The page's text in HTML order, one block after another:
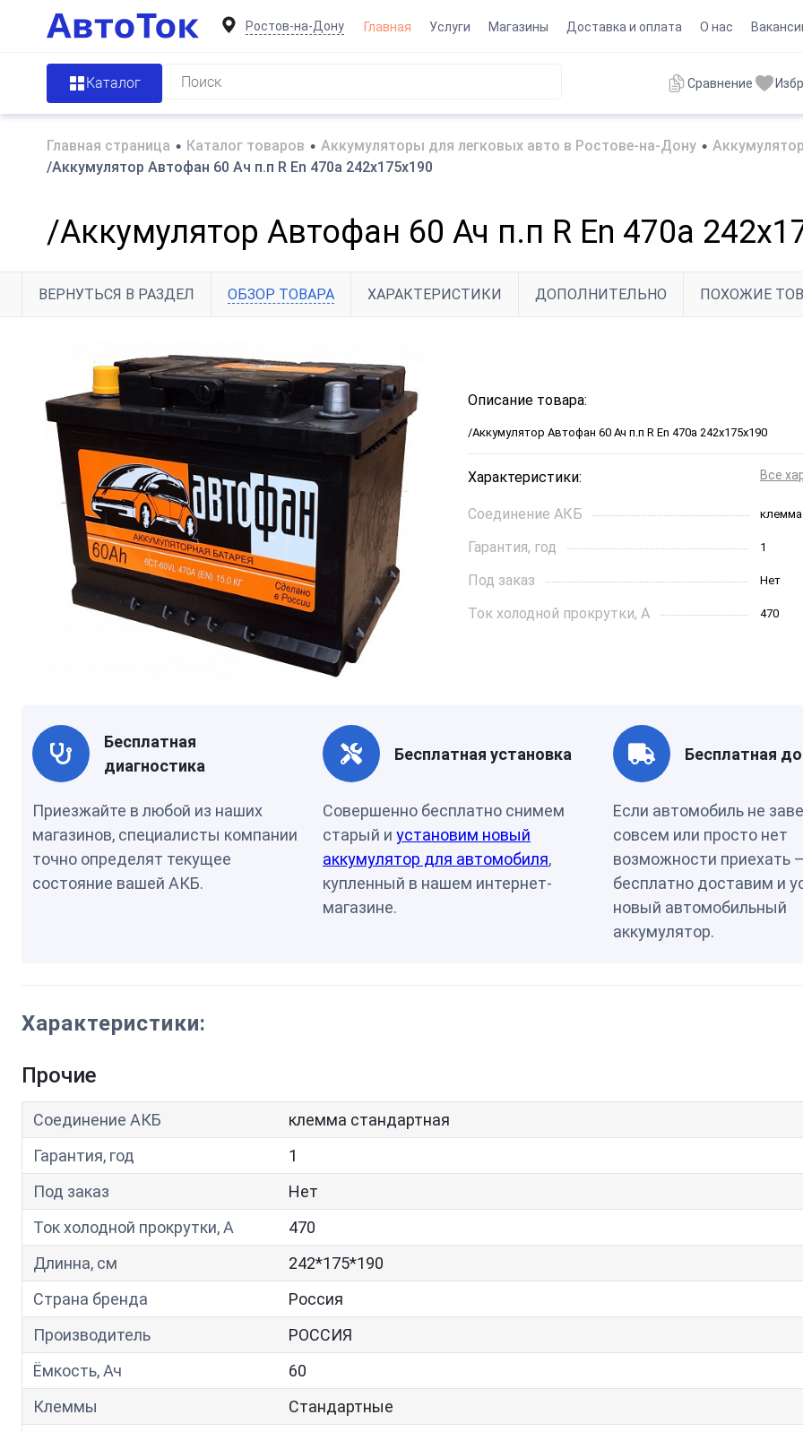
Ростов-на-Дону Главная Услуги Магазины Доставка и оплата О нас
Каталог Сравнение
Главная страница • Каталог товаров • Аккумуляторы для легковых авто в Ростове-на-Дону •
/Аккумулятор Автофан 60 Ач п.п R En 470a 242x175x190
/Аккумулятор Автофан 60 Ач п.п R En 470a
ВЕРНУТЬСЯ В РАЗДЕЛ ОБЗОР ТОВАРА ХАРАКТЕРИСТИКИ ДОПОЛНИТЕЛЬНО ПОХОЖИЕ
Описание товара:
/Аккумулятор Автофан 60 Ач п.п R En 470a 242x175x190
Характеристики: Все
Соединение АКБ клемма
Гарантия, год 1
Под заказ Нет
Ток холодной прокрутки, A 470
Бесплатная
диагностика
Приезжайте в любой из наших
магазинов, специалисты компании
точно определят текущее
состояние вашей АКБ.
Бесплатная установка
Совершенно бесплатно снимем
старый и установим новый
аккумулятор для автомобиля,
купленный в нашем интернет-
магазине.
Бесплатная
Если автомобиль не
совсем или просто нет
возможности приехать
бесплатно доставим и
новый автомобильный
аккумулятор.
Характеристики:
Прочие
Соединение АКБ
клемма стандартная
Гарантия, год
1
Под заказ
Нет
Ток холодной прокрутки, A
470
Длинна, см
242*175*190
Страна бренда
Россия
Производитель
РОССИЯ
Ёмкость, Ач
60
Клеммы
Стандартные